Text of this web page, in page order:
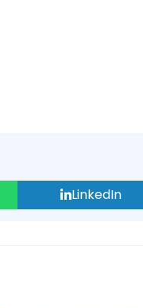
LinkedIn